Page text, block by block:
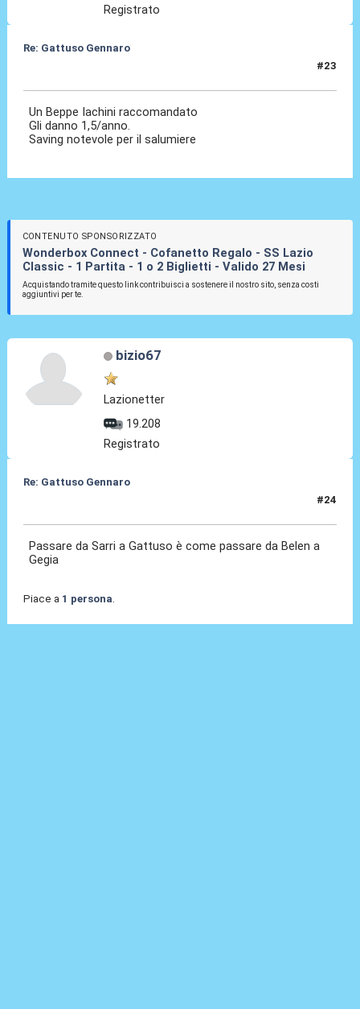
Registrato
Re: Gattuso Gennaro
#23
Un Beppe Iachini raccomandato
Gli danno 1,5/anno.
Saving notevole per il salumiere
CONTENUTO SPONSORIZZATO
Wonderbox Connect - Cofanetto Regalo - SS Lazio
Classic - 1 Partita - 1 o 2 Biglietti - Valido 27 Mesi
Acquistando tramite questo link contribuisci a sostenere il nostro sito, senza costi
aggiuntivi per te.
bizio67
Lazionetter
19.208
Registrato
Re: Gattuso Gennaro
#24
Passare da Sarri a Gattuso è come passare da Belen a
Gegia
Piace a 1 persona.